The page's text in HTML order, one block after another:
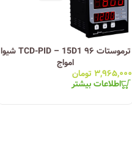
ترموستات ۹۶ TCD-PID – 15D1 شیوا
امواج
۳,۹۶۵,۰۰۰ تومان
اطلاعات بیشتر